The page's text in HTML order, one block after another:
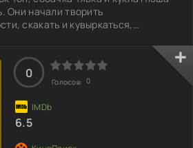
Они начали творить
скакать и кувыркаться,
Разве можно усмирить
Интересно, что же произойдёт
решит взять ситуацию в свои руки?
0
Голосов: 0
6.5